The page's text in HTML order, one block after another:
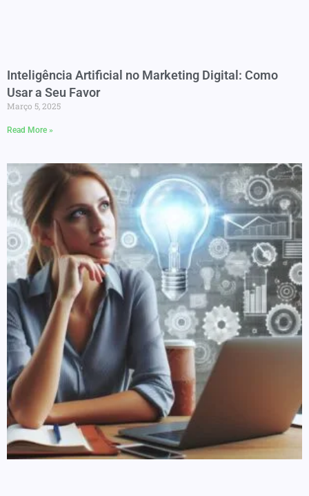
Inteligência Artificial no Marketing Digital: Como
Usar a Seu Favor
Março 5, 2025
Read More »